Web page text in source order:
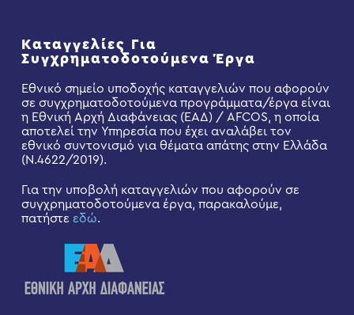
Καταγγελίες Για
Συγχρηματοδοτούμενα Έργα
Εθνικό σημείο υποδοχής καταγγελιών που αφορούν
σε συγχρηματοδοτούμενα προγράμματα/έργα είναι
η Εθνική Αρχή Διαφάνειας (ΕΑΔ) / AFCOS, η οποία
αποτελεί την Υπηρεσία που έχει αναλάβει τον
εθνικό συντονισμό για θέματα απάτης στην Ελλάδα
(Ν.4622/2019).
Για την υποβολή καταγγελιών που αφορούν σε
συγχρηματοδοτούμενα έργα, παρακαλούμε,
πατήστε εδώ.